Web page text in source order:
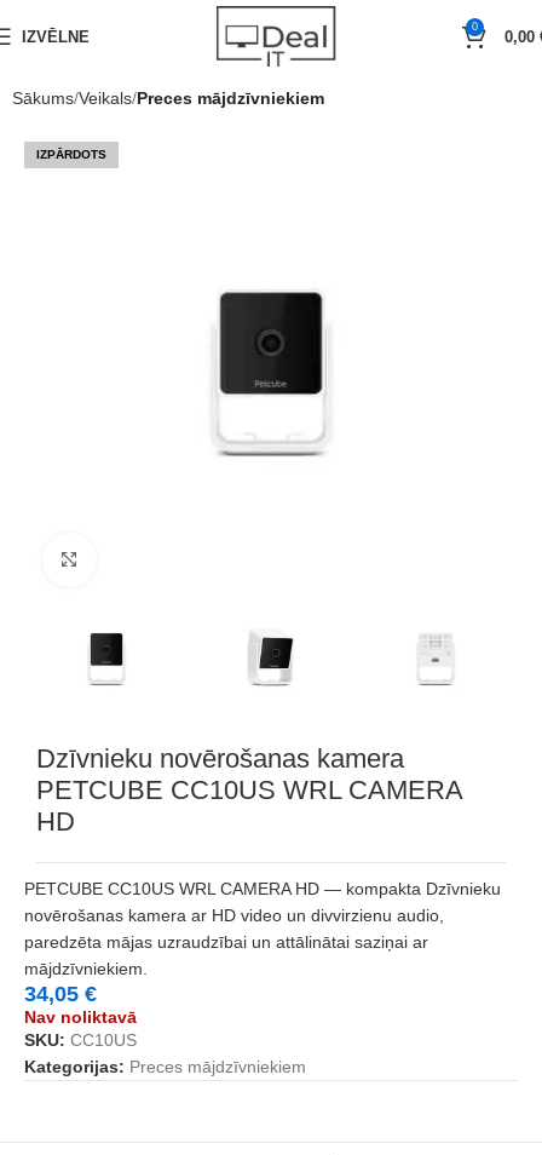
IZVĒLNE
0
0,00
Sākums Veikals Preces mājdzīvniekiem
IZPĀRDOTS
Dzīvnieku novērošanas kamera
PETCUBE CC10US WRL CAMERA
HD
PETCUBE CC10US WRL CAMERA HD — kompakta Dzīvnieku
novērošanas kamera ar HD video un divvirzienu audio,
paredzēta mājas uzraudzībai un attālinātai saziņai ar
mājdzīvniekiem.
34,05 €
Nav noliktavā
SKU: CC10US
Kategorijas: Preces mājdzīvniekiem